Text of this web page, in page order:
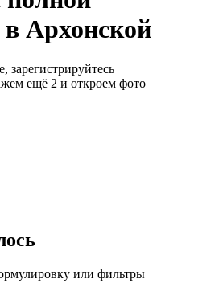
Архонской
зарегистрируйтесь
ещё 2 и откроем фото
или фильтры